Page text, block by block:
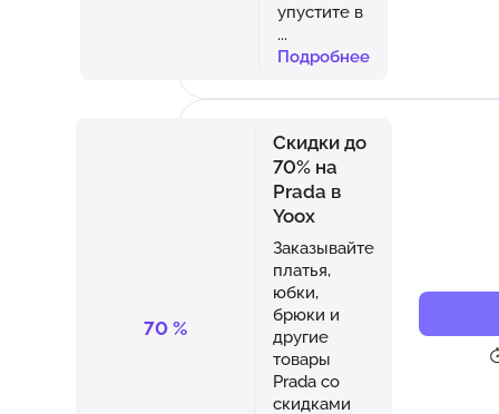
упустите в
...
Подробнее
70 %
Скидки до
70% на
Рrada в
Yoox
Заказывайте
платья,
юбки,
брюки и
другие
товары
Рrada со
скидками